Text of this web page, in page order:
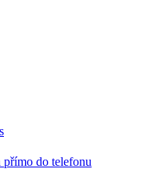
do telefonu